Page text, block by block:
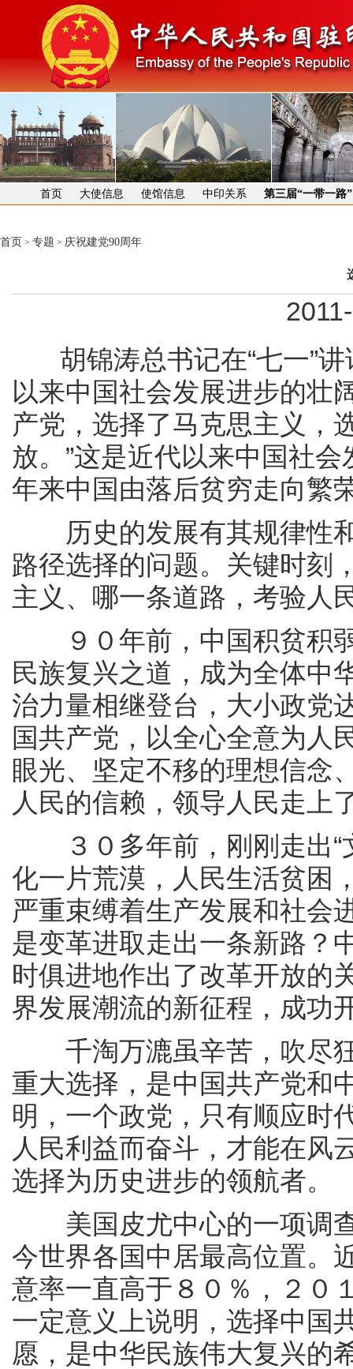
首页 大使信息 使馆信息 中印关系 第三届“一带一路
首页 > 专题 > 庆祝建党90周年
胡锦涛总书记在“七一”讲
以来中国社会发展进步的壮
产党，选择了马克思主义，
放。”这是近代以来中国社
年来中国由落后贫穷走向繁
历史的发展有其规律性和
路径选择的问题。关键时刻
主义、哪一条道路，考验人
９０年前，中国积贫积弱
民族复兴之道，成为全体中
治力量相继登台，大小政党
国共产党，以全心全意为人
眼光、坚定不移的理想信念
人民的信赖，领导人民走上
３０多年前，刚刚走出“
化一片荒漠，人民生活贫困
严重束缚着生产发展和社会
是变革进取走出一条新路？
时俱进地作出了改革开放的
界发展潮流的新征程，成功
千淘万漉虽辛苦，吹尽狂
重大选择，是中国共产党和
明，一个政党，只有顺应时
人民利益而奋斗，才能在风
选择为历史进步的领航者。
美国皮尤中心的一项调查
今世界各国中居最高位置。
意率一直高于８０％，２０
一定意义上说明，选择中国
愿，是中华民族伟大复兴的